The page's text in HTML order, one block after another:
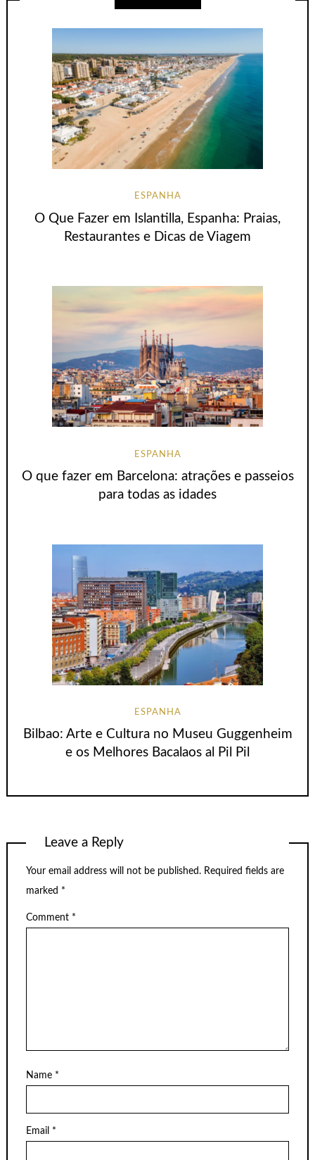
ESPANHA
O Que Fazer em Islantilla, Espanha: Praias,
Restaurantes e Dicas de Viagem
ESPANHA
O que fazer em Barcelona: atrações e passeios
para todas as idades
ESPANHA
Bilbao: Arte e Cultura no Museu Guggenheim
e os Melhores Bacalaos al Pil Pil
Leave a Reply
Your email address will not be published. Required fields are
marked *
Comment *
Name *
Email *